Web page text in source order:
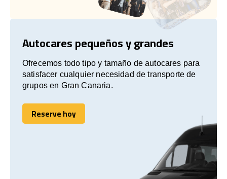
Autocares pequeños y grandes
Ofrecemos todo tipo y tamaño de autocares para
satisfacer cualquier necesidad de transporte de
grupos en Gran Canaria.
Reserve hoy
Reserve hoy